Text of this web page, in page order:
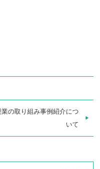
の取り組み事例紹介につ
いて